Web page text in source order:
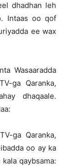
dhadhan leh
Intaas oo qof
ee wax
Wasaaradda
ga Qaranka,
dhaqaale.
ga Qaranka,
oo ay ka
qaybsama: